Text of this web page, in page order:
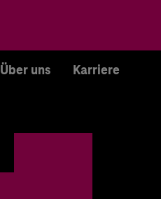
Über uns Karriere